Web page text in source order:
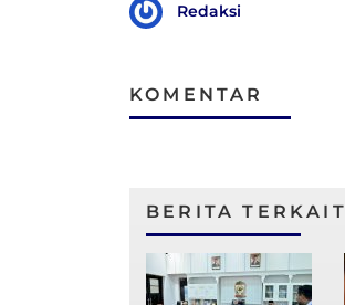
Redaksi
KOMENTAR
BERITA TERKAIT